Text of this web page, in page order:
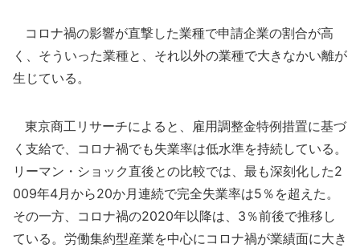
コロナ禍の影響が直撃した業種で申請企業の割合が高
く、そういった業種と、それ以外の業種で大きなかい離が
生じている。
東京商工リサーチによると、雇用調整金特例措置に基づ
く支給で、コロナ禍でも失業率は低水準を持続している。
リーマン・ショック直後との比較では、最も深刻化した2
009年4月から20か月連続で完全失業率は5％を超えた。
その一方、コロナ禍の2020年以降は、3％前後で推移し
ている。労働集約型産業を中心にコロナ禍が業績面に大き